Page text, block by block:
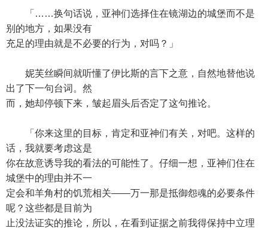
「……换句话说，亚神们选择住在镜湖边的城堡而不是
别的地方，如果没有
充足的理由就是不必要的行为，对吗？」
妮芙丝瞬间就听懂了伊比斯的言下之意，自然地替他说
出了下一句台词。然
而，她却停顿下来，皱起眉头后否定了这句推论。
「你来这里的目标，肯定和亚神们有关，对吧。这样的
话，我就要考虑这是
你在故意诱导我的看法的可能性了。仔细一想，亚神们住在
城堡中的理由并不一
定会和羊角村的饥荒相关——万一那是抵御怨魂的必要条件
呢？这些都是目前为
止没法证实的推论，所以，在看到证据之前我得保持中立理